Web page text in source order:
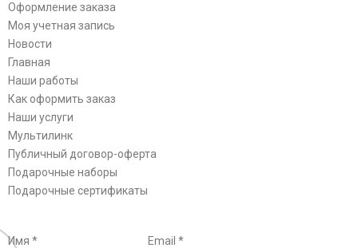
Оформление заказа
Моя учетная запись
Новости
Главная
Наши работы
Как оформить заказ
Наши услуги
Мультилинк
Публичный договор-оферта
Подарочные наборы
Подарочные сертификаты
Имя * Email *